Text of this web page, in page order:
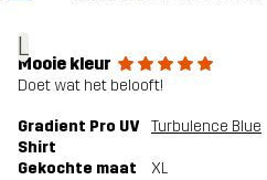
L
Mooie kleur
Doet wat het belooft!
Gradient Pro UV
Shirt
Turbulence Blue
Gekochte maat XL